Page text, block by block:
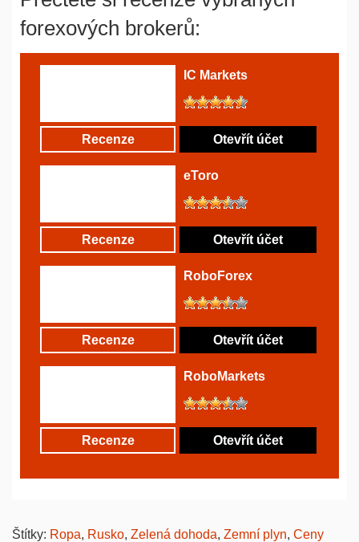
forexových brokerů:
IC Markets
Recenze Otevřít účet
eToro
Recenze Otevřít účet
RoboForex
Recenze Otevřít účet
RoboMarkets
Recenze Otevřít účet
Štítky: Ropa, Rusko, Zelená dohoda, Zemní plyn, Ceny